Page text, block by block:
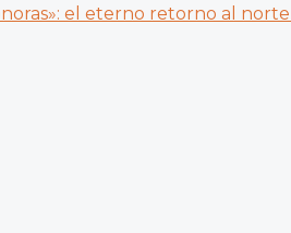
el eterno retorno al norte